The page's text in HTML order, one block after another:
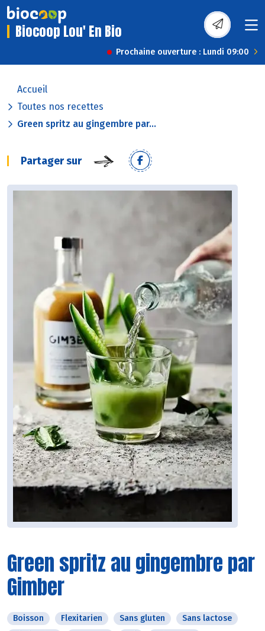
Biocoop Lou' En Bio
Prochaine ouverture : Lundi 09:00
Accueil
Toutes nos recettes
Green spritz au gingembre par...
Partager sur
Green spritz au gingembre par
Gimber
Boisson Flexitarien Sans gluten
Sans lactose